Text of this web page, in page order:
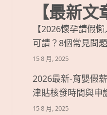
【最新文
【2026懷孕請假
可請？8個常見問
15 8 月, 2025
2026最新-育嬰假
津貼核發時間與申
15 8 月, 2025